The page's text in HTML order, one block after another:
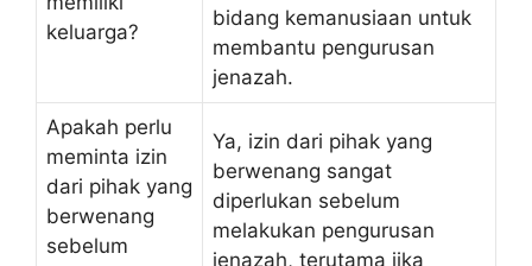
keluarga?
bidang kemanusiaan untuk
membantu pengurusan
jenazah.
Apakah perlu
meminta izin
dari pihak yang
berwenang
sebelum
Ya, izin dari pihak yang
berwenang sangat
diperlukan sebelum
melakukan pengurusan
jenazah, terutama jika